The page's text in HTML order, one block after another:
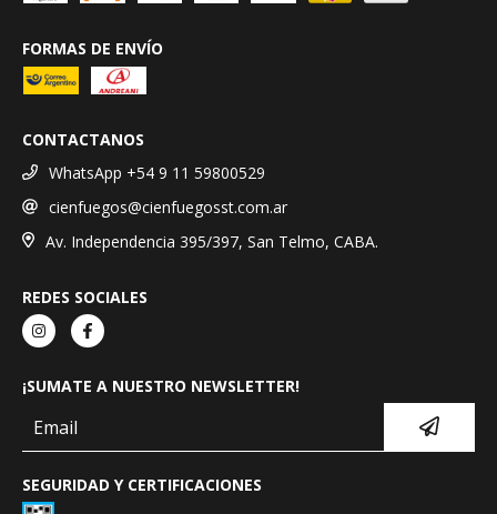
FORMAS DE ENVÍO
CONTACTANOS
WhatsApp +54 9 11 59800529
cienfuegos@cienfuegosst.com.ar
Av. Independencia 395/397, San Telmo, CABA.
REDES SOCIALES
¡SUMATE A NUESTRO NEWSLETTER!
SEGURIDAD Y CERTIFICACIONES